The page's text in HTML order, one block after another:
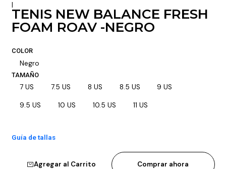
|
TENIS NEW BALANCE FRESH
FOAM ROAV -NEGRO
COLOR
Negro
TAMAÑO
7 US 7.5 US 8 US 8.5 US 9 US
9.5 US 10 US 10.5 US 11 US
Guía de tallas
Agregar al Carrito Comprar ahora